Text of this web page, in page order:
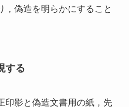
，偽造を明らかにすること
する
印影と偽造文書用の紙，先